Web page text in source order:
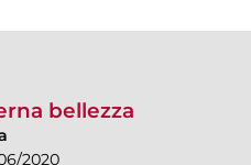
bellezza
2020